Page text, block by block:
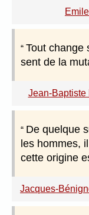
Tout change
sent de la
Jean-Baptiste
De quelque
les hommes,
cette origine
Jacques-